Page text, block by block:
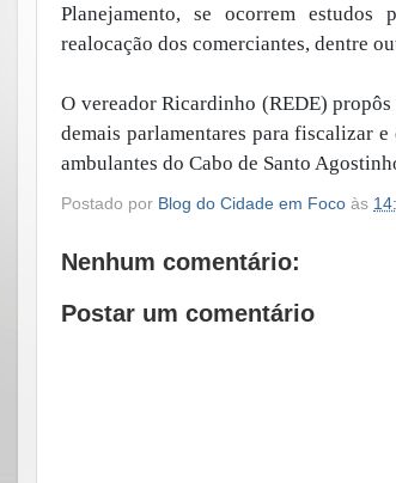
Planejamento, se ocorrem
realocação dos comerciantes, dentre
O vereador Ricardinho (REDE)
demais parlamentares para fiscalizar
ambulantes do Cabo de Santo
Postado por Blog do Cidade em Foco às
Nenhum comentário:
Postar um comentário